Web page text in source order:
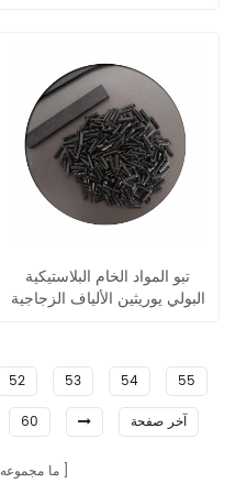
تبو المواد الخام البلاستيكية
البولي يوريثين الألياف الزجاجية
52 53 54
55
60 آخر صفحة
ما مجموعه